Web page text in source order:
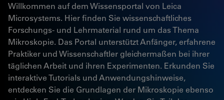
Willkommen auf dem Wissensportal von Leica
Microsystems. Hier finden Sie wissenschaftliches
Forschungs- und Lehrmaterial rund um das Thema
Mikroskopie. Das Portal unterstützt Anfänger, erfahrene
Praktiker und Wissenschaftler gleichermaßen bei ihrer
täglichen Arbeit und ihren Experimenten. Erkunden Sie
interaktive Tutorials und Anwendungshinweise,
entdecken Sie die Grundlagen der Mikroskopie ebenso